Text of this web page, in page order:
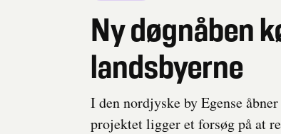
Ny døgnåben
landsbyerne
I den nordjyske by Egense
projektet ligger et forsøg på at